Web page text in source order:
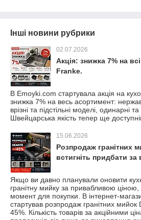
Інші новини рубрики
02.07.2026
Акція: знижка 7% на
Franke.
В Emoyki.com стартувала акція на
знижка 7% на весь асортимент:
врізні та підстільні моделі, одинарні та
Швейцарська якість тепер ще
15.06.2026
Розпродаж гранітних
встигніть придбати
Якщо ви давно планували оновити
гранітну мийку за привабливою
момент для покупки. В інтернет-
стартував розпродаж гранітних
45%. Кількість товарів за акційними